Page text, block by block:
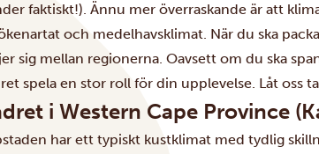
faktiskt!). Ännu mer överraskande är att
och medelhavsklimat. När du ska
sig mellan regionerna. Oavsett om du ska
spela en stor roll för din upplevelse. Låt oss
i Western Cape Province
har ett typiskt kustklimat med tydlig